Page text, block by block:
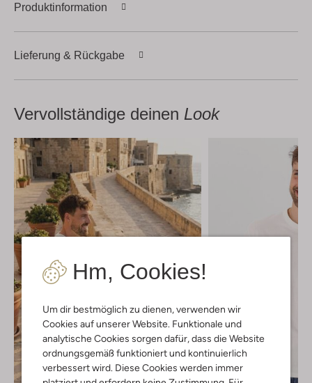
Hm, Cookies!
Um dir bestmöglich zu dienen, verwenden wir
Cookies auf unserer Website. Funktionale und
analytische Cookies sorgen dafür, dass die Website
ordnungsgemäß funktioniert und kontinuierlich
verbessert wird. Diese Cookies werden immer
Produktinformation
Lieferung & Rückgabe
Vervollständige deinen Look